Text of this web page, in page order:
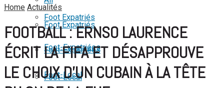
Foot Expatriés
Foot-Expatriées
Foot-Local
Foot Expatriés
Foot-Expatriées
Foot-Local
View All Result
Home Actualités
FOOTBALL : ERNSO LAURENCE
ÉCRIT LA FIFA ET DÉSAPPROUVE
LE CHOIX D’UN CUBAIN À LA TÊTE